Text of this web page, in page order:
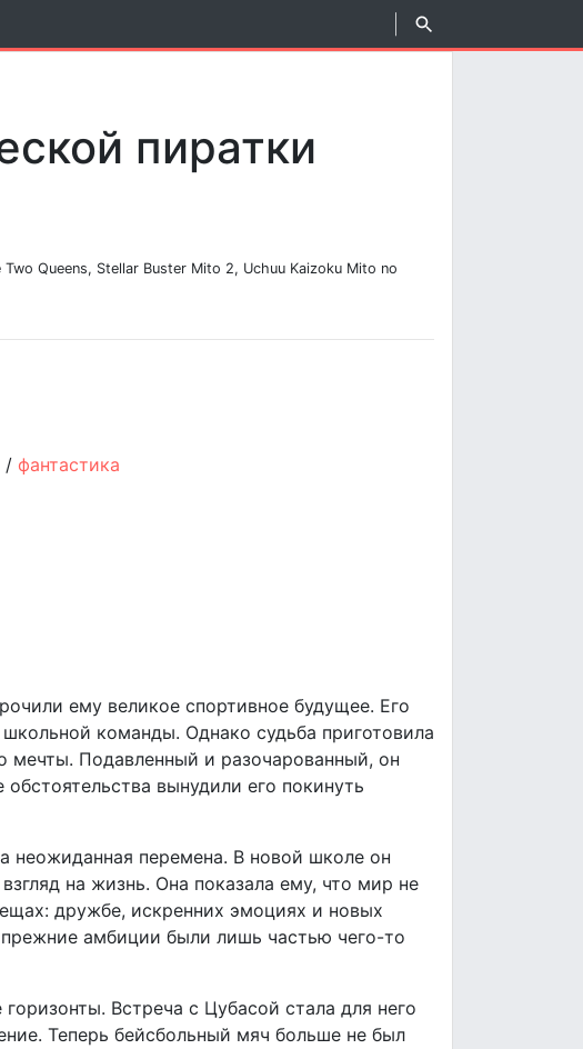
пиратки
Queens, Stellar Buster Mito 2, Uchuu Kaizoku Mito no
/фантастика
ему великое спортивное будущее. Его
команды. Однако судьба приготовила
мечты. Подавленный и разочарованный, он
вынудили его покинуть
неожиданная перемена. В новой школе он
на жизнь. Она показала ему, что мир не
дружбе, искренних эмоциях и новых
прежние амбиции были лишь частью чего-то
Встреча с Цубасой стала для него
Теперь бейсбольный мяч больше не был